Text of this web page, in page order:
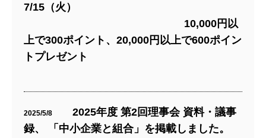
7/15（火）
10,000円以
上で300ポイント、20,000円以上で600ポイン
トプレゼント
2025/5/8
2025年度 第2回理事会 資料・議事
録、 「中小企業と組合」を掲載しました。